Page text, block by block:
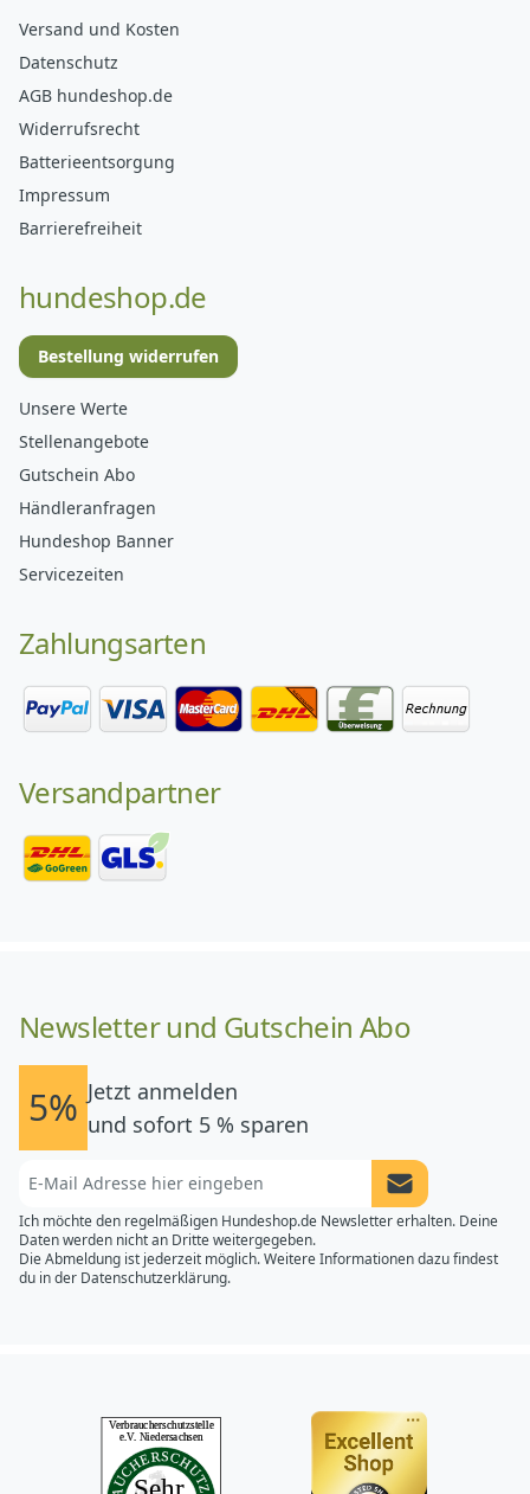
Versand und Kosten
Datenschutz
AGB hundeshop.de
Widerrufsrecht
Batterieentsorgung
Impressum
Barrierefreiheit
hundeshop.de
Bestellung widerrufen
Unsere Werte
Stellenangebote
Gutschein Abo
Händleranfragen
Hundeshop Banner
Servicezeiten
Zahlungsarten
Versandpartner
Newsletter und Gutschein Abo
5% Jetzt anmelden
und sofort 5 % sparen
Newsletter
Ich möchte den regelmäßigen Hundeshop.de Newsletter erhalten. Deine
Daten werden nicht an Dritte weitergegeben.
Die Abmeldung ist jederzeit möglich. Weitere Informationen dazu findest
du in der Datenschutzerklärung.